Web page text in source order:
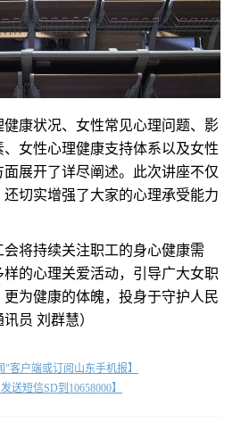
康状况、女性常见心理问题、影
女性心理健康支持体系以及女性
展开了详尽阐述。此次讲座不仅
切实增强了大家的心理承受能力
将持续关注职工的身心健康需
的心理关爱活动，引导广大女职
为健康的体魄，投身于守护人民
员 刘群慧）
"客户端或订阅山东手机报】
送短信SD到10658000】